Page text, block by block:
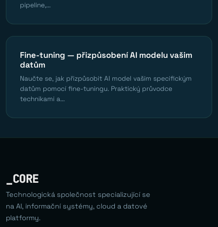
pipeline,...
Fine-tuning — přizpůsobení AI modelu vašim
datům
Naučte se, jak přizpůsobit AI model vašim specifickým
datům pomocí fine-tuningu. Praktický průvodce
technikami a...
_CORE
Technologická společnost specializující se
na AI, informační systémy, cloud a datové
platformy.